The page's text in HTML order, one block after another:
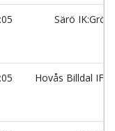
Särö IK:Grön
Hovås Billdal IF:1